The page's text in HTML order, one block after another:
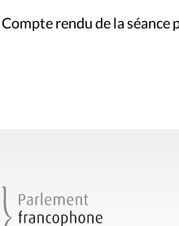
Compte rendu de la